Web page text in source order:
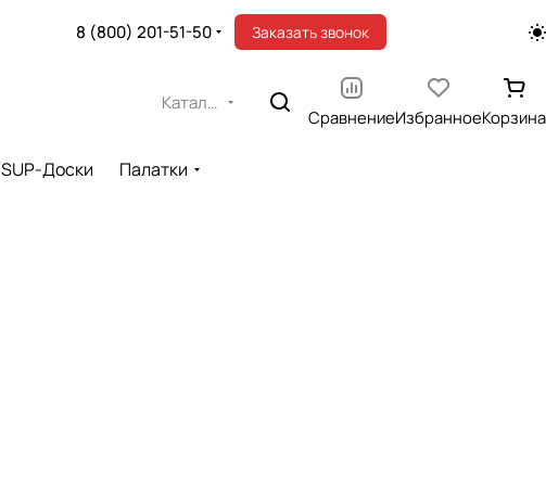
8 (800) 201-51-50 Заказать звонок
Каталог
СравнениеИзбранноеКорзина
SUP-Доски Палатки